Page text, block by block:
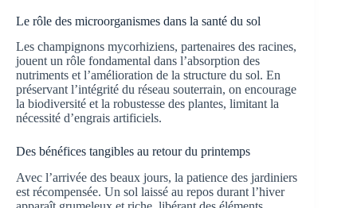
Le rôle des microorganismes dans la santé du sol
Les champignons mycorhiziens, partenaires des racines,
jouent un rôle fondamental dans l’absorption des
nutriments et l’amélioration de la structure du sol. En
préservant l’intégrité du réseau souterrain, on encourage
la biodiversité et la robustesse des plantes, limitant la
nécessité d’engrais artificiels.
Des bénéfices tangibles au retour du printemps
Avec l’arrivée des beaux jours, la patience des jardiniers
est récompensée. Un sol laissé au repos durant l’hiver